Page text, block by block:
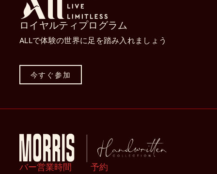
ロイヤルティプログラム
ALLで体験の世界に足を踏み入れましょう
今すぐ参加
バー営業時間 予約